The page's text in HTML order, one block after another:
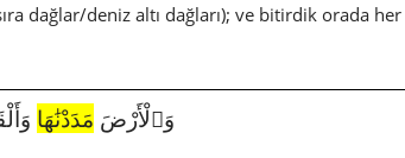
dağlar/deniz altı dağları); ve bitirdik orada her
4635|50|7|وَٱلْأَرْضَ مَدَدْنَٰهَا